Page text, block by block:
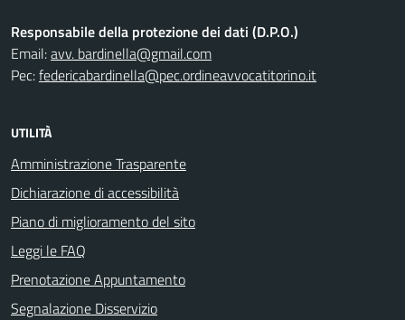
Responsabile della protezione dei dati (D.P.O.)
Email:avv. bardinella@gmail.com
Pec:federicabardinella@pec.ordineavvocatitorino.it
UTILITÀ
Amministrazione Trasparente
Dichiarazione di accessibilità
Piano di miglioramento del sito
Leggi le FAQ
Prenotazione Appuntamento
Segnalazione Disservizio